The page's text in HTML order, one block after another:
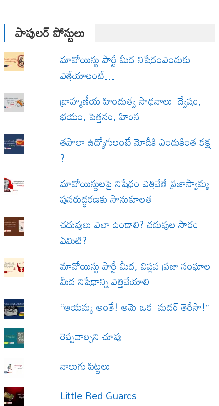
పాపులర్ పోస్టులు
మావోయిస్టు పార్టీ మీద నిషేధంఎందుకు
ఎత్తేయాలంటే…
బ్రాహ్మణీయ హిందుత్వ సాధనాలు ద్వేషం,
భయం, పెత్తనం, హింస
త‌పాలా ఉద్యోగులంటే మోదీకి ఎందుకింత కక్ష
?
మావోయిస్టులపై నిషేధం ఎత్తివేతే ప్రజాస్వామ్య
పునరుద్ధరణకు సానుకూలత
చదువులు ఎలా ఉండాలి? చదువుల సారం
ఏమిటి?
మావోయిస్టు పార్టీ మీద, విప్లవ ప్రజా సంఘాల
మీద నిషేధాన్ని ఎత్తివేయాలి
“ఆయమ్మ అంతే! ఆమె ఒక మదర్ తెరీసా!”
రెప్పవాల్చని చూపు
నాలుగు పిట్టలు
Little Red Guards